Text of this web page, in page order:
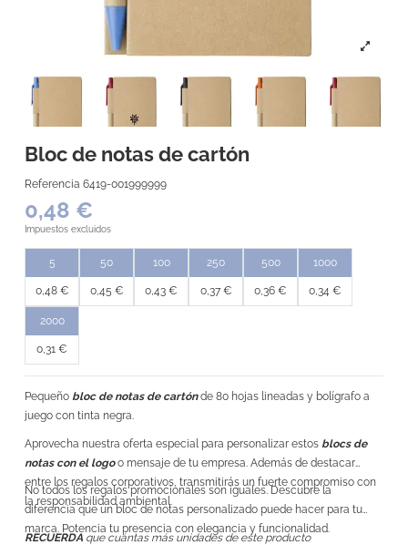
Bloc de notas de cartón
Referencia 6419-001999999
0,48 €
Impuestos excluidos
5
0,48 €
50
0,45 €
100
0,43 €
250
0,37 €
500
0,36 €
1000
0,34 €
2000
0,31 €
Pequeño bloc de notas de cartón de 80 hojas lineadas y bolígrafo a
juego con tinta negra.
Aprovecha nuestra oferta especial para personalizar estos blocs de
notas con el logoo mensaje de tu empresa. Además de destacar
entre los regalos corporativos, transmitirás un fuerte compromiso con
la responsabilidad ambiental.
No todos los regalos promocionales son iguales. Descubre la
diferencia que un bloc de notas personalizado puede hacer para tu
marca. Potencia tu presencia con elegancia y funcionalidad.
RECUERDA que cuántas más unidades de este producto